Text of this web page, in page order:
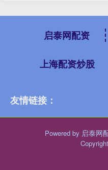
启泰网配资
上海配资炒股
友情链接：
Powered by 启泰网
Copyright